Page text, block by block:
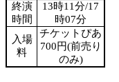
終演
時間
13時11分/17
時07分
入場
料
チケットぴあ
700円(前売り
のみ)